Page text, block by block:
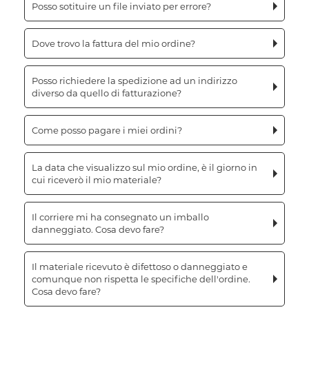
Posso sotituire un file inviato per errore?
Dove trovo la fattura del mio ordine?
Posso richiedere la spedizione ad un indirizzo
diverso da quello di fatturazione?
Come posso pagare i miei ordini?
La data che visualizzo sul mio ordine, è il giorno in
cui riceverò il mio materiale?
Il corriere mi ha consegnato un imballo
danneggiato. Cosa devo fare?
Il materiale ricevuto è difettoso o danneggiato e
comunque non rispetta le specifiche dell'ordine.
Cosa devo fare?